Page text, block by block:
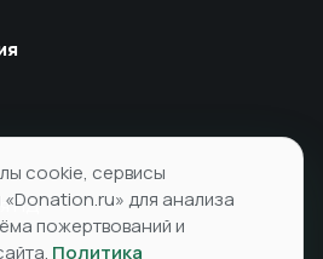
ПД
cookie, сервисы
для анализа
пожертвований и
Политика